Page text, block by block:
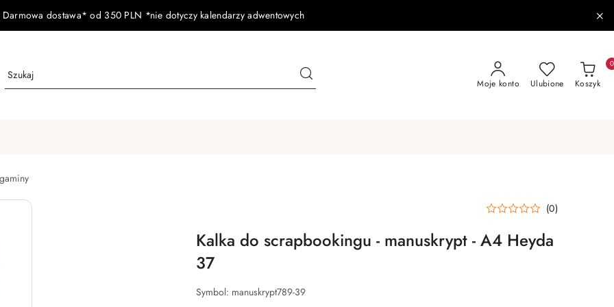
Darmowa dostawa* od 350 PLN *nie dotyczy kalendarzy adwentowych
Moje konto Ulubione Koszyk
0
(0)
Kalka do scrapbookingu - manuskrypt - A4 Heyda
37
Symbol: manuskrypt789-39